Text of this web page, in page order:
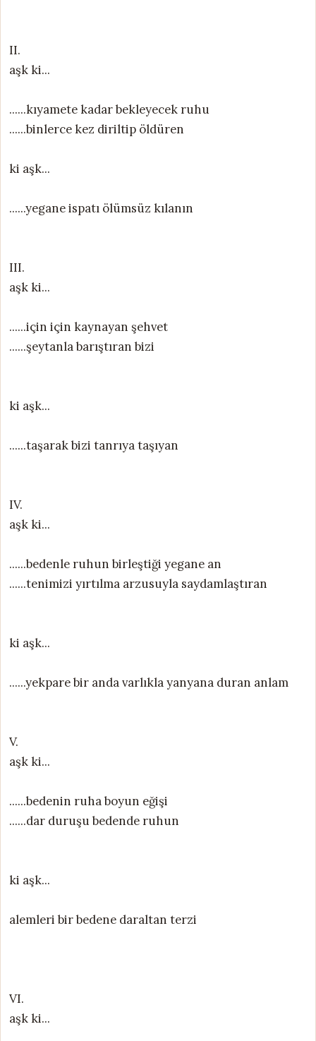
II.
aşk ki...
......kıyamete kadar bekleyecek ruhu
......binlerce kez diriltip öldüren
ki aşk...
......yegane ispatı ölümsüz kılanın
III.
aşk ki...
......için için kaynayan şehvet
......şeytanla barıştıran bizi
ki aşk...
......taşarak bizi tanrıya taşıyan
IV.
aşk ki...
......bedenle ruhun birleştiği yegane an
......tenimizi yırtılma arzusuyla saydamlaştıran
ki aşk...
......yekpare bir anda varlıkla yanyana duran anlam
V.
aşk ki...
......bedenin ruha boyun eğişi
......dar duruşu bedende ruhun
ki aşk...
alemleri bir bedene daraltan terzi
VI.
aşk ki...